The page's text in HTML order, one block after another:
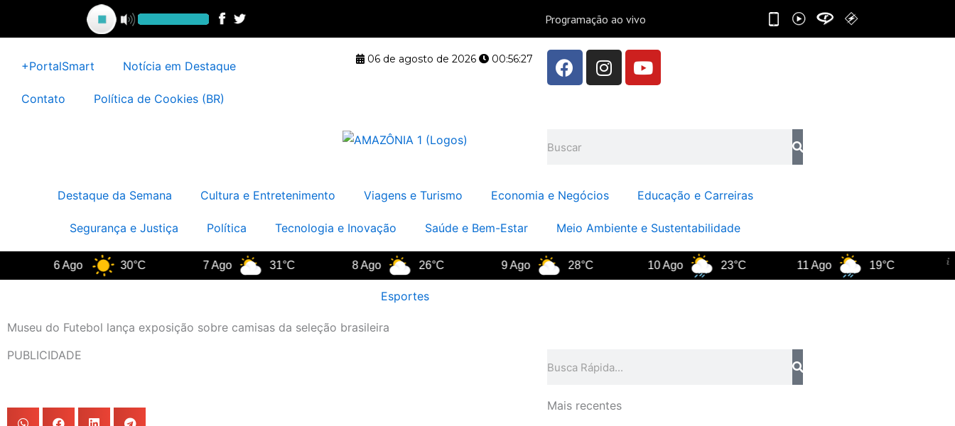
conteúdo
+PortalSmart Notícia em Destaque
Contato Política de Cookies (BR)
06 de agosto de 2026 00:56:27
F
a
o
I
n
m
Y
o
Destaque da Semana Cultura e Entretenimento Viagens e Turismo Economia e Negócios Educação e Carreiras
Segurança e Justiça Política Tecnologia e Inovação Saúde e Bem-Estar Meio Ambiente e Sustentabilidade
6 Ago 30°C 7 Ago 31°C 8 Ago 26°C 9 Ago 28°C 10 Ago 23°C 11 Ago 19°C
Esportes
Museu do Futebol lança exposição sobre camisas da seleção brasileira
PUBLICIDADE
Mais recentes